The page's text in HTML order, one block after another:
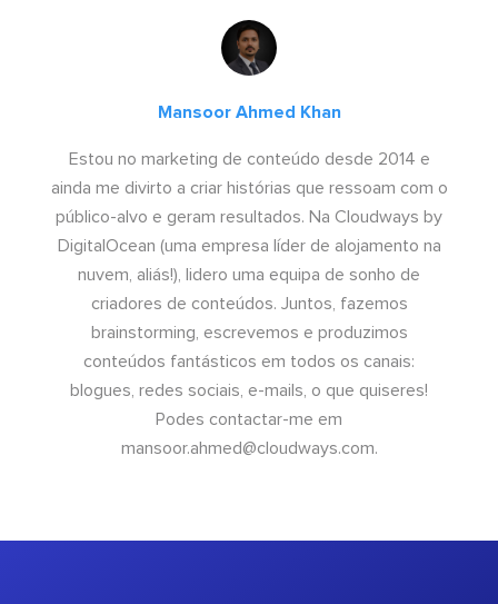
Mansoor Ahmed Khan
Estou no marketing de conteúdo desde 2014 e
ainda me divirto a criar histórias que ressoam com o
público-alvo e geram resultados. Na Cloudways by
DigitalOcean (uma empresa líder de alojamento na
nuvem, aliás!), lidero uma equipa de sonho de
criadores de conteúdos. Juntos, fazemos
brainstorming, escrevemos e produzimos
conteúdos fantásticos em todos os canais:
blogues, redes sociais, e-mails, o que quiseres!
Podes contactar-me em
mansoor.ahmed@cloudways.com.